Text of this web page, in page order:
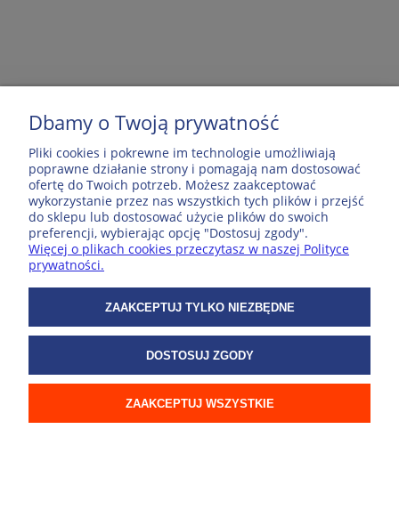
MOJE KONTO
POPULARNE PRODUKTY
ZAKUPY
WSPÓŁPRACA
O NAS
© 2026 ExpressMap
Dbamy o Twoją prywatność
Pliki cookies i pokrewne im technologie umożliwiają
poprawne działanie strony i pomagają nam dostosować
ofertę do Twoich potrzeb. Możesz zaakceptować
wykorzystanie przez nas wszystkich tych plików i przejść
do sklepu lub dostosować użycie plików do swoich
preferencji, wybierając opcję "Dostosuj zgody".
Więcej o plikach cookies przeczytasz w naszej Polityce
prywatności.
ZAAKCEPTUJ TYLKO NIEZBĘDNE
DOSTOSUJ ZGODY
ZAAKCEPTUJ WSZYSTKIE